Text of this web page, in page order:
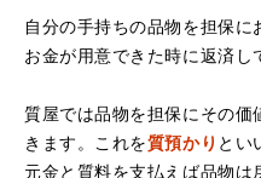
（大阪府堺市）電話対応の
でお世話になろうと思いま
た。
自分の手持ちの品物を担保に
お金が用意できた時に返済し
質屋では品物を担保にその
きます。これを質預かり とい
元金と質料を支払えば品物